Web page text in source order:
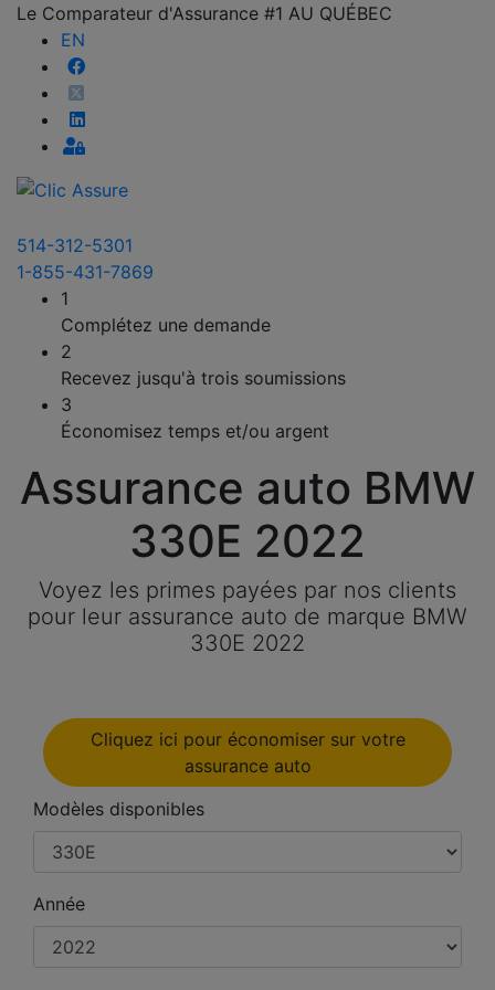
Le Comparateur d'Assurance #1 AU QUÉBEC
EN
514-312-5301
1-855-431-7869
1
Complétez une demande
2
Recevez jusqu'à trois soumissions
3
Économisez temps et/ou argent
Assurance auto BMW
330E 2022
Voyez les primes payées par nos clients
pour leur assurance auto de marque BMW
330E 2022
Cliquez ici pour économiser sur votre
assurance auto
Modèles disponibles
Année